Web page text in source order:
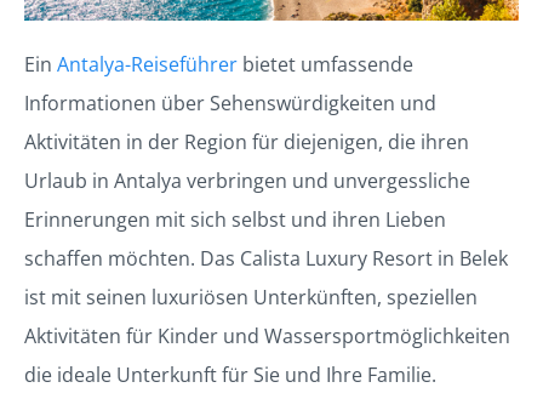
Ein Antalya-Reiseführer bietet umfassende
Informationen über Sehenswürdigkeiten und
Aktivitäten in der Region für diejenigen, die ihren
Urlaub in Antalya verbringen und unvergessliche
Erinnerungen mit sich selbst und ihren Lieben
schaffen möchten. Das Calista Luxury Resort in Belek
ist mit seinen luxuriösen Unterkünften, speziellen
Aktivitäten für Kinder und Wassersportmöglichkeiten
die ideale Unterkunft für Sie und Ihre Familie.